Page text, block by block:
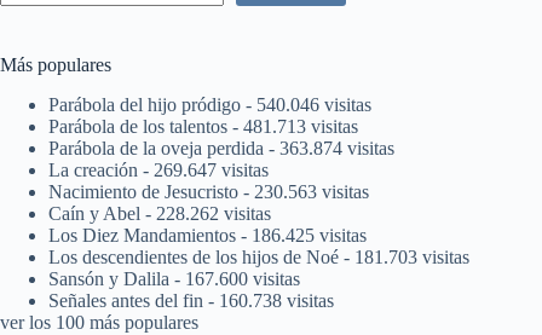
Más populares
Parábola del hijo pródigo - 540.046 visitas
Parábola de los talentos - 481.713 visitas
Parábola de la oveja perdida - 363.874 visitas
La creación - 269.647 visitas
Nacimiento de Jesucristo - 230.563 visitas
Caín y Abel - 228.262 visitas
Los Diez Mandamientos - 186.425 visitas
Los descendientes de los hijos de Noé - 181.703 visitas
Sansón y Dalila - 167.600 visitas
Señales antes del fin - 160.738 visitas
ver los 100 más populares